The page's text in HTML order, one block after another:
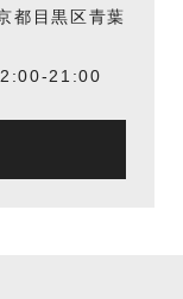
都目黒区青葉
21:00